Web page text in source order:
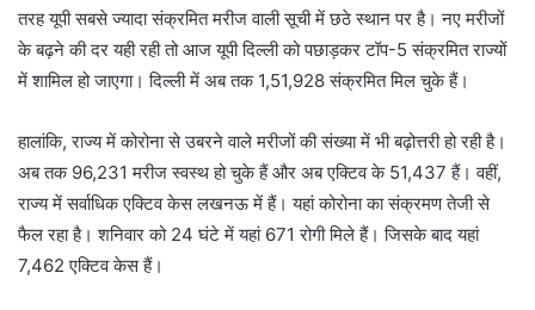
तरह यूपी सबसे ज्यादा संक्रमित मरीज वाली सूची में छठे स्थान पर है। नए मरीजों
के बढ़ने की दर यही रही तो आज यूपी दिल्ली को पछाड़कर टॉप-5 संक्रमित राज्यों
में शामिल हो जाएगा। दिल्ली में अब तक 1,51,928 संक्रमित मिल चुके हैं।
हालांकि, राज्य में कोरोना से उबरने वाले मरीजों की संख्या में भी बढ़ोत्तरी हो रही है।
अब तक 96,231 मरीज स्वस्थ हो चुके हैं और अब एक्टिव के 51,437 हैं। वहीं,
राज्य में सर्वाधिक एक्टिव केस लखनऊ में हैं। यहां कोरोना का संक्रमण तेजी से
फैल रहा है। शनिवार को 24 घंटे में यहां 671 रोगी मिले हैं। जिसके बाद यहां
7,462 एक्टिव केस हैं।